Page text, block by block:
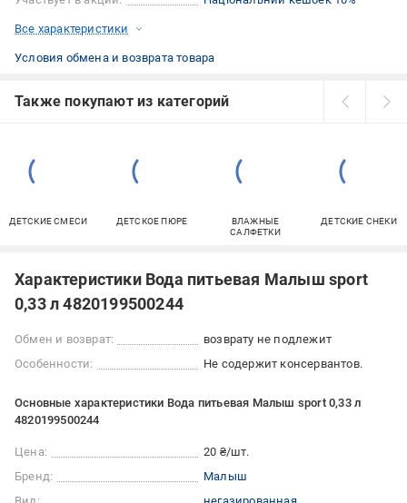
Все характеристики
Условия обмена и возврата товара
Также покупают из категорий
ДЕТСКИЕ СМЕСИ ДЕТСКОЕ ПЮРЕ
ВЛАЖНЫЕ
САЛФЕТКИ
ДЕТСКИЕ СНЕКИ
Характеристики Вода питьевая Малыш sport
0,33 л 4820199500244
Обмен и возврат:
возврату не подлежит
Особенности:
Не содержит консервантов.
Основные характеристики Вода питьевая Малыш sport 0,33 л
4820199500244
Цена:
20 ₴/шт.
Бренд:
Малыш